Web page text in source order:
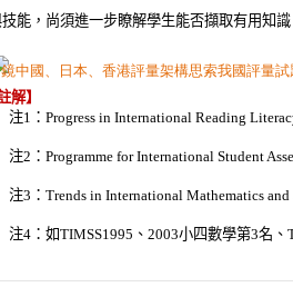
能，尚須進一步瞭解學生能否擷取有用知
解】
注1 ： Progress in International Reading
注2 ： Programme for International Student
注3 ： Trends in International Mathematics and
注4： 如TIMSS1995 、 2003小四數學第3名、